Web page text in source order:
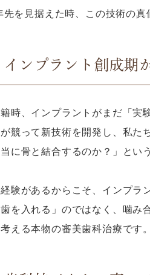
を見据えた時、この技術の真
インプラント創成期
時、インプラントがまだ「実
競って新技術を開発し、私た
に骨と結合するのか？」とい
験があるからこそ、インプラ
を入れる」のではなく、噛み
える本物の審美歯科治療です。